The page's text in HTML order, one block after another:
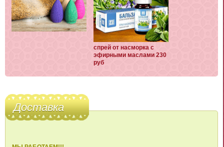
спрей от насморка с
эфирными маслами 230
руб
Доставка